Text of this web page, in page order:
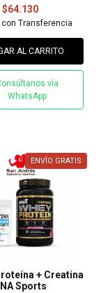
$64.130
con Transferencia
AL CARRITO
vía
WhatsApp
ENVÍO GRATIS
+ Creatina
Sports